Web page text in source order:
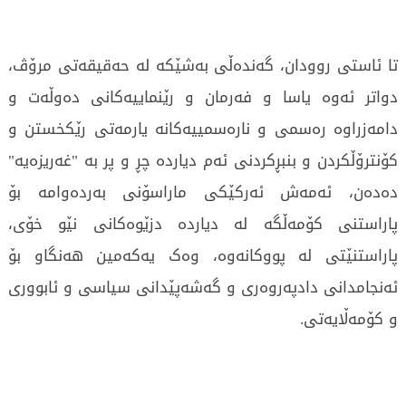
تا ئاستی روودان، گەندەڵی بەشێکە لە حەقیقەتی مرۆڤ،
دواتر ئەوە یاسا و فەرمان و رێنماییەکانی دەوڵەت و
دامەزراوە رەسمی و نارەسمییەکانە یارمەتی رێکخستن و
کۆنترۆڵکردن و بنبڕکردنی ئەم دیاردە چڕ و پر بە "غەریزەیە"
دەدەن، ئەمەش ئەرکێکی ماراسۆنی بەردەوامە بۆ
پاراستنی کۆمەڵگە لە دیاردە دزێوەکانی نێو خۆی،
پاراستنێتی لە پووکانەوە، وەک یەکەمین هەنگاو بۆ
ئەنجامدانی دادپەروەری و گەشەپێدانی سیاسی و ئابووری
و کۆمەڵایەتی.